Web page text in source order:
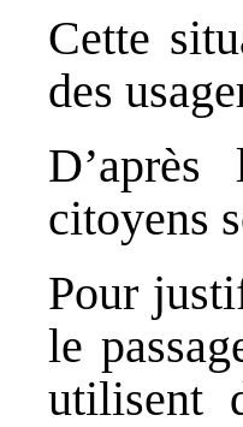
Cette
des
citoyens
Pour
le
utilisent